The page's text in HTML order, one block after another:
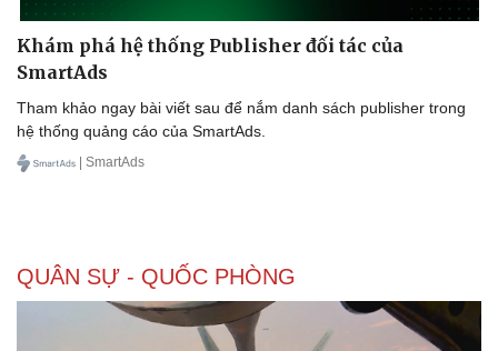
Khám phá hệ thống Publisher đối tác của
SmartAds
Tham khảo ngay bài viết sau để nắm danh sách publisher trong
hệ thống quảng cáo của SmartAds.
| SmartAds
QUÂN SỰ - QUỐC PHÒNG